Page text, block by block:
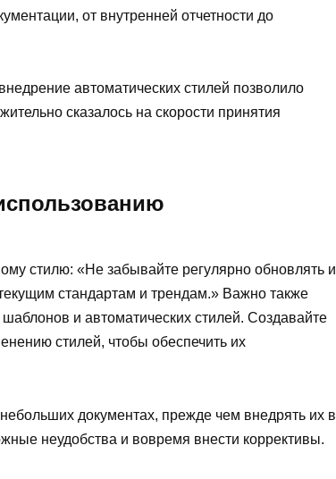
от внутренней отчетности до
автоматических стилей позволило
сказалось на скорости принятия
стилю: «Не забывайте регулярно обновлять и
стандартам и трендам.» Важно также
и автоматических стилей. Создавайте
стилей, чтобы обеспечить их
документах, прежде чем внедрять их в
неудобства и вовремя внести коррективы.